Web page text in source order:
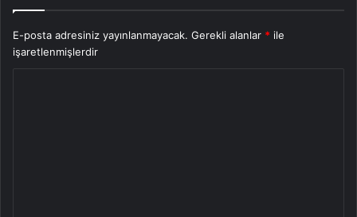
E-posta adresiniz yayınlanmayacak. Gerekli alanlar * ile
işaretlenmişlerdir